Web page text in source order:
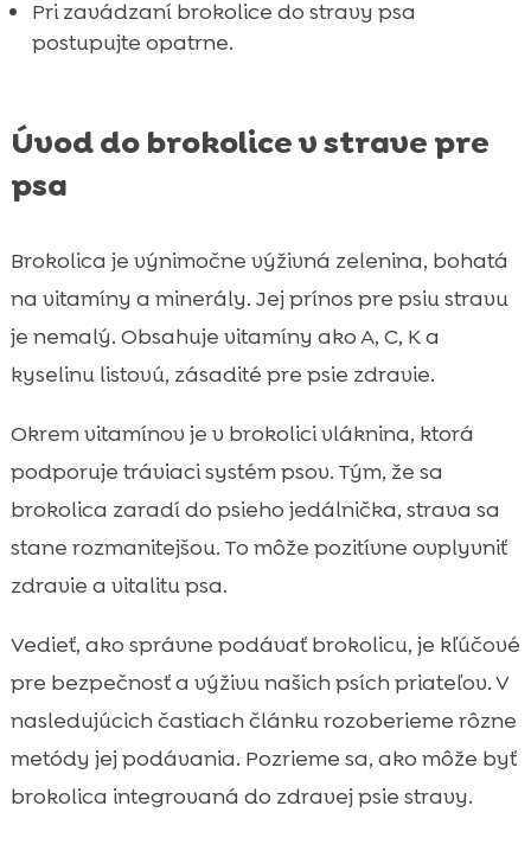
Pri zavádzaní brokolice do stravy psa
postupujte opatrne.
Úvod do brokolice v strave pre
psa
Brokolica je výnimočne výživná zelenina, bohatá
na vitamíny a minerály. Jej prínos pre psiu stravu
je nemalý. Obsahuje vitamíny ako A, C, K a
kyselinu listovú, zásadité pre psie zdravie.
Okrem vitamínov je v brokolici vláknina, ktorá
podporuje tráviaci systém psov. Tým, že sa
brokolica zaradí do psieho jedálnička, strava sa
stane rozmanitejšou. To môže pozitívne ovplyvniť
zdravie a vitalitu psa.
Vedieť, ako správne podávať brokolicu, je kľúčové
pre bezpečnosť a výživu našich psích priateľov. V
nasledujúcich častiach článku rozoberieme rôzne
metódy jej podávania. Pozrieme sa, ako môže byť
brokolica integrovaná do zdravej psie stravy.